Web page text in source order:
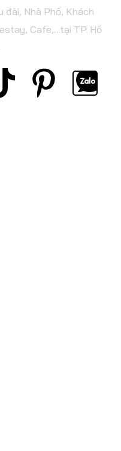
Nhà Phố, Khách
Cafe,…tại TP. Hồ